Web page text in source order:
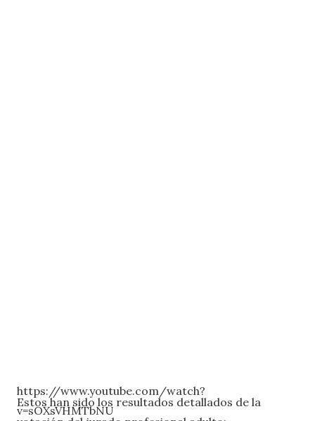
https://www.youtube.com/watch?
v=sOXsVHMTbNU
Estos han sido los resultados detallados de la